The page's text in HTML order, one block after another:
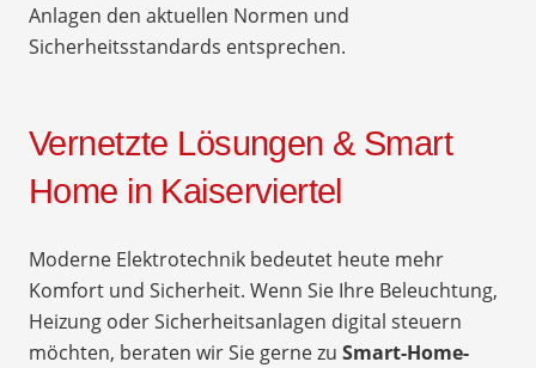
Anlagen den aktuellen Normen und
Sicherheitsstandards entsprechen.
Vernetzte Lösungen & Smart
Home in Kaiserviertel
Moderne Elektrotechnik bedeutet heute mehr
Komfort und Sicherheit. Wenn Sie Ihre Beleuchtung,
Heizung oder Sicherheitsanlagen digital steuern
möchten, beraten wir Sie gerne zu Smart-Home-